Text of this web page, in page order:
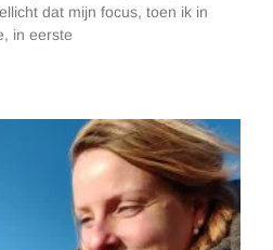
dat mijn focus, toen ik in
in eerste